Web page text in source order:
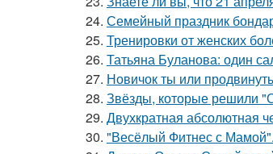
24. Семейный праздник
25. Тренировки от женских
26. Татьяна Буланова: один
27. Новичок ты или
28. Звёзды, которые решили
29. Двухкратная абсолютная
30. "Весёлый Фитнес с Мамой".